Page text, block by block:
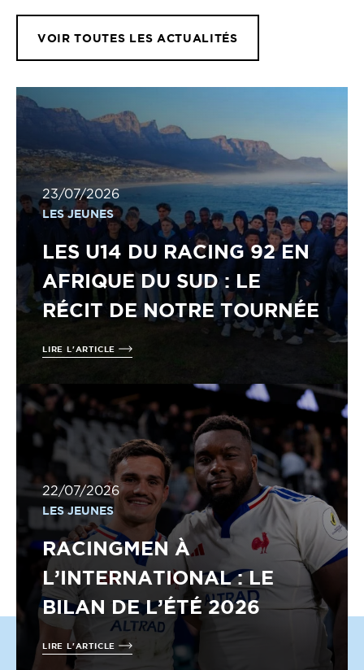
VOIR TOUTES LES ACTUALITÉS
23/07/2026
LES JEUNES
LES U14 DU RACING 92 EN
AFRIQUE DU SUD : LE
RÉCIT DE NOTRE TOURNÉE
LIRE L'ARTICLE
22/07/2026
LES JEUNES
RACINGMEN À
L’INTERNATIONAL : LE
BILAN DE L’ÉTÉ 2026
LIRE L'ARTICLE